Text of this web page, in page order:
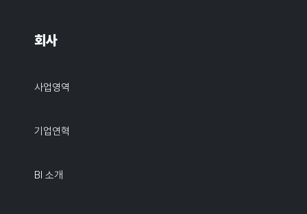
회사
사업영역
기업연혁
BI 소개